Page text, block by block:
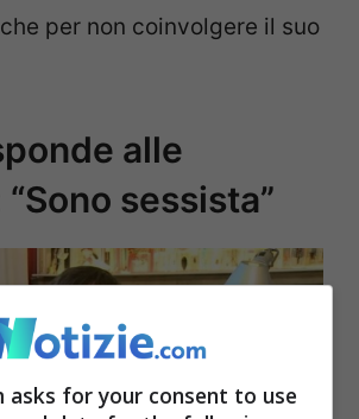
per non coinvolgere il suo
alle
sessista”
asks for your consent to use